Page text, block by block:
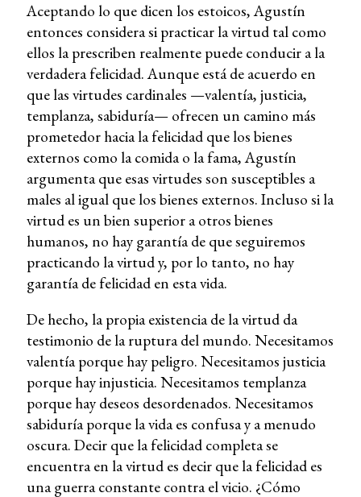
Aceptando lo que dicen los estoicos, Agustín
entonces considera si practicar la virtud tal como
ellos la prescriben realmente puede conducir a la
verdadera felicidad. Aunque está de acuerdo en
que las virtudes cardinales —valentía, justicia,
templanza, sabiduría— ofrecen un camino más
prometedor hacia la felicidad que los bienes
externos como la comida o la fama, Agustín
argumenta que esas virtudes son susceptibles a
males al igual que los bienes externos. Incluso si la
virtud es un bien superior a otros bienes
humanos, no hay garantía de que seguiremos
practicando la virtud y, por lo tanto, no hay
garantía de felicidad en esta vida.
De hecho, la propia existencia de la virtud da
testimonio de la ruptura del mundo. Necesitamos
valentía porque hay peligro. Necesitamos justicia
porque hay injusticia. Necesitamos templanza
porque hay deseos desordenados. Necesitamos
sabiduría porque la vida es confusa y a menudo
oscura. Decir que la felicidad completa se
encuentra en la virtud es decir que la felicidad es
una guerra constante contra el vicio. ¿Cómo